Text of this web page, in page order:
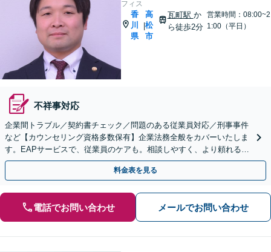
フィス
香
川
県
|
高
松
市
瓦町駅 か
ら徒歩2分
営業時間：08:00~2
1:00（平日）
不祥事対応
企業間トラブル／契約書チェック／問題のある従業員対応／刑事事件
など【カウンセリング資格多数保有】企業法務全般をカバーいたしま
す。EAPサービスで、従業員のケアも。相談しやすく、より頼れる存
在に！メンタルヘルスのご相談も可能【初回相談無料】
料金表を見る
電話でお問い合わせ メールでお問い合わせ